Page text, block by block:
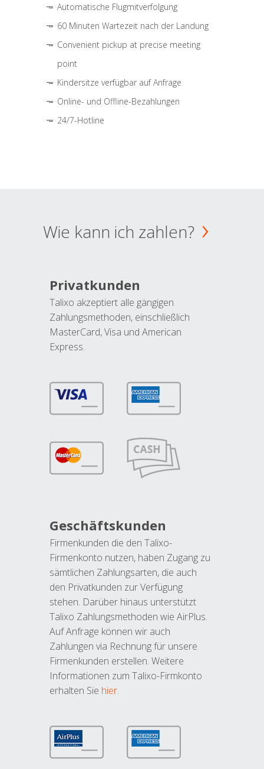
Automatische Flugmitverfolgung
60 Minuten Wartezeit nach der Landung
Convenient pickup at precise meeting
point
Kindersitze verfügbar auf Anfrage
Online- und Offline-Bezahlungen
24/7-Hotline
Wie kann ich zahlen?
Privatkunden
Talixo akzeptiert alle gängigen
Zahlungsmethoden, einschließlich
MasterCard, Visa und American
Express.
Geschäftskunden
Firmenkunden die den Talixo-
Firmenkonto nutzen, haben Zugang zu
sämtlichen Zahlungsarten, die auch
den Privatkunden zur Verfügung
stehen. Darüber hinaus unterstützt
Talixo Zahlungsmethoden wie AirPlus.
Auf Anfrage können wir auch
Zahlungen via Rechnung für unsere
Firmenkunden erstellen. Weitere
Informationen zum Talixo-Firmkonto
erhalten Sie hier.